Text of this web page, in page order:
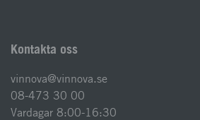
Kontakta oss
vinnova@vinnova.se
08-473 30 00
Vardagar 8:00-16:30